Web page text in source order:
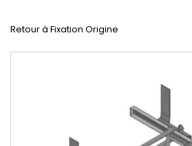
Retour à Fixation Origine